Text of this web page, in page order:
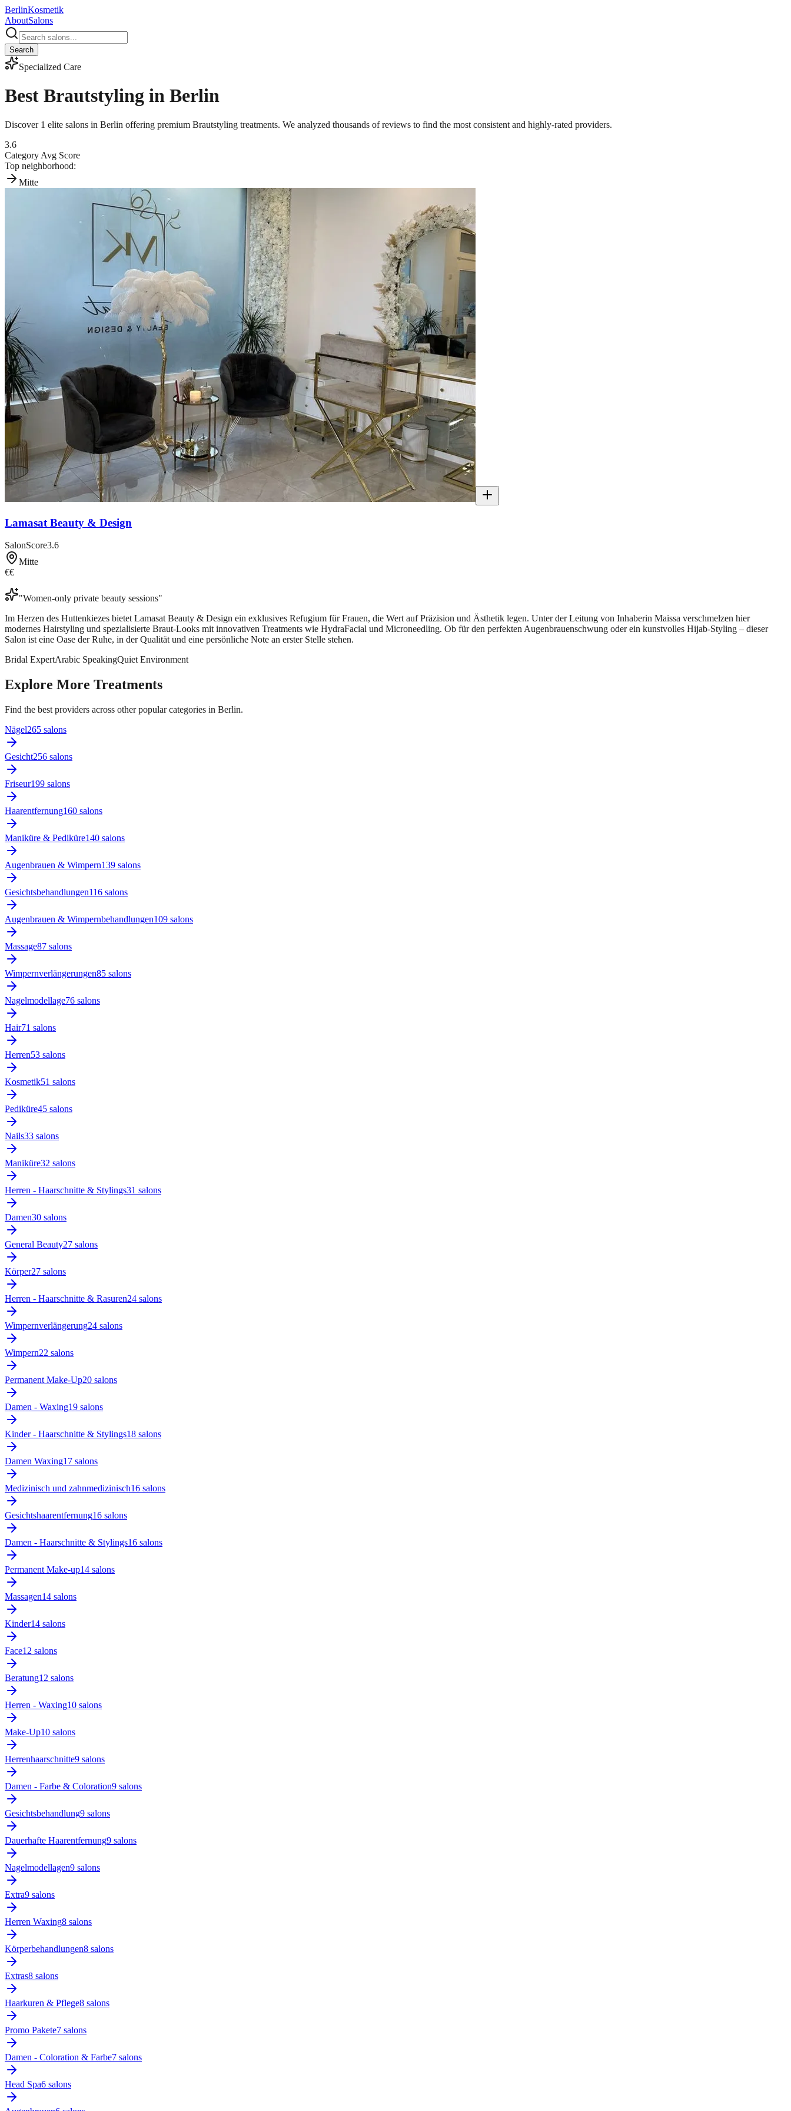
BerlinKosmetik
AboutSalons
Search
Specialized Care
Best Brautstyling in Berlin
Discover 1 elite salons in Berlin offering premium Brautstyling treatments. We analyzed thousands of reviews to find the most consistent and highly-rated providers.
3.6
Category Avg Score
Top neighborhood:
Mitte
Lamasat Beauty & Design
SalonScore3.6
Mitte
€€
"Women-only private beauty sessions"
Im Herzen des Huttenkiezes bietet Lamasat Beauty & Design ein exklusives Refugium für Frauen, die Wert auf Präzision und Ästhetik legen. Unter der Leitung von Inhaberin Maissa verschmelzen hier
modernes Hairstyling und spezialisierte Braut-Looks mit innovativen Treatments wie HydraFacial und Microneedling. Ob für den perfekten Augenbrauenschwung oder ein kunstvolles Hijab-Styling – dieser
Salon ist eine Oase der Ruhe, in der Qualität und eine persönliche Note an erster Stelle stehen.
Bridal ExpertArabic SpeakingQuiet Environment
Explore More Treatments
Find the best providers across other popular categories in Berlin.
Nägel265 salons
Gesicht256 salons
Friseur199 salons
Haarentfernung160 salons
Maniküre & Pediküre140 salons
Augenbrauen & Wimpern139 salons
Gesichtsbehandlungen116 salons
Augenbrauen & Wimpernbehandlungen109 salons
Massage87 salons
Wimpernverlängerungen85 salons
Nagelmodellage76 salons
Hair71 salons
Herren53 salons
Kosmetik51 salons
Pediküre45 salons
Nails33 salons
Maniküre32 salons
Herren - Haarschnitte & Stylings31 salons
Damen30 salons
General Beauty27 salons
Körper27 salons
Herren - Haarschnitte & Rasuren24 salons
Wimpernverlängerung24 salons
Wimpern22 salons
Permanent Make-Up20 salons
Damen - Waxing19 salons
Kinder - Haarschnitte & Stylings18 salons
Damen Waxing17 salons
Medizinisch und zahnmedizinisch16 salons
Gesichtshaarentfernung16 salons
Damen - Haarschnitte & Stylings16 salons
Permanent Make-up14 salons
Massagen14 salons
Kinder14 salons
Face12 salons
Beratung12 salons
Herren - Waxing10 salons
Make-Up10 salons
Herrenhaarschnitte9 salons
Damen - Farbe & Coloration9 salons
Gesichtsbehandlung9 salons
Dauerhafte Haarentfernung9 salons
Nagelmodellagen9 salons
Extra9 salons
Herren Waxing8 salons
Körperbehandlungen8 salons
Extras8 salons
Haarkuren & Pflege8 salons
Promo Pakete7 salons
Damen - Coloration & Farbe7 salons
Head Spa6 salons